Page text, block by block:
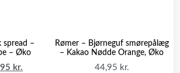
spread –
– Øko
kr.
Rømer – Bjørneguf smørepålæg
– Kakao Nødde Orange, Øko
44,95 kr.